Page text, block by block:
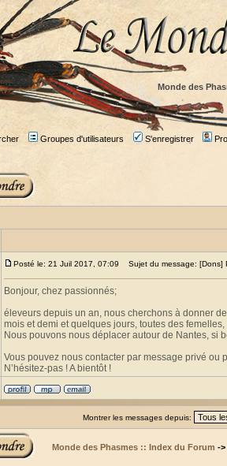
Monde des
Groupes d'utilisateurs S'enregistrer
Posté le: 21 Juil 2017, 07:09 Sujet du message: [Dons]
Bonjour, chez passionnés;
éleveurs depuis un an, nous cherchons à donner
mois et demi et quelques jours, toutes des
Nous pouvons nous déplacer autour de Nantes, si
Vous pouvez nous contacter par message privé ou
N’hésitez-pas ! A bientôt !
Montrer les messages depuis:
Monde des Phasmes :: Index du Forum ->